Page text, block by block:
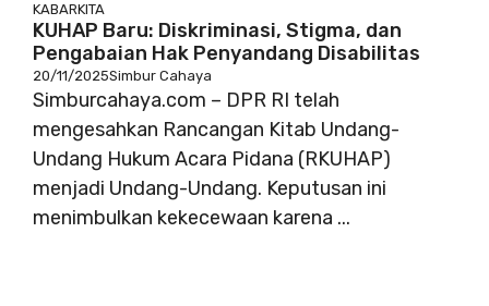
KABARKITA
KUHAP Baru: Diskriminasi, Stigma, dan
Pengabaian Hak Penyandang Disabilitas
20/11/2025Simbur Cahaya
Simburcahaya.com – DPR RI telah
mengesahkan Rancangan Kitab Undang-
Undang Hukum Acara Pidana (RKUHAP)
menjadi Undang-Undang. Keputusan ini
menimbulkan kekecewaan karena ...